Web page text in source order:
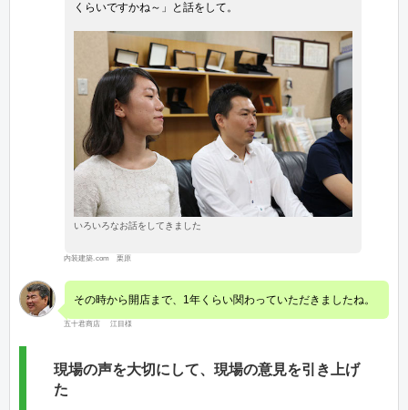
くらいですかね～」と話をして。
いろいろなお話をしてきました
内装建築.com 栗原
その時から開店まで、1年くらい関わっていただきましたね。
五十君商店 江目様
現場の声を大切にして、現場の意見を引き上げ
た